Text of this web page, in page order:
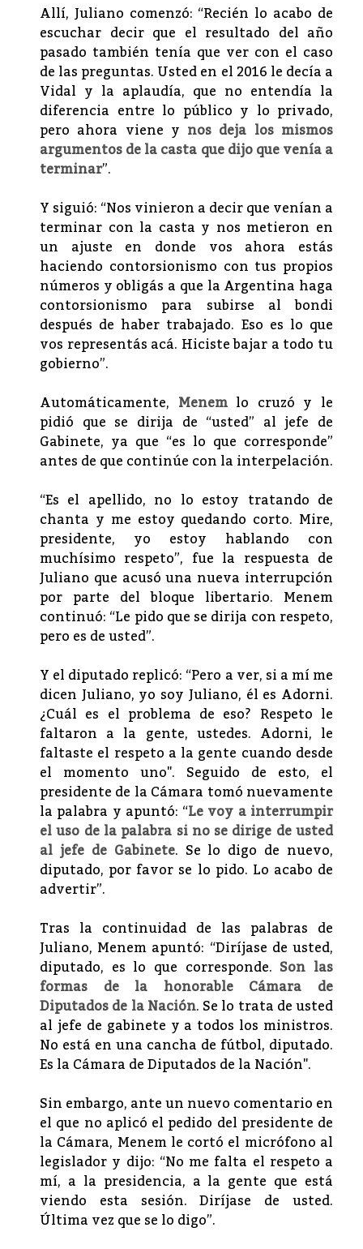
Allí, Juliano comenzó: “Recién lo acabo de
escuchar decir que el resultado del año
pasado también tenía que ver con el caso
de las preguntas. Usted en el 2016 le decía a
Vidal y la aplaudía, que no entendía la
diferencia entre lo público y lo privado,
pero ahora viene y nos deja los mismos
argumentos de la casta que dijo que venía a
terminar”.
Y siguió: “Nos vinieron a decir que venían a
terminar con la casta y nos metieron en
un ajuste en donde vos ahora estás
haciendo contorsionismo con tus propios
números y obligás a que la Argentina haga
contorsionismo para subirse al bondi
después de haber trabajado. Eso es lo que
vos representás acá. Hiciste bajar a todo tu
gobierno”.
Automáticamente, Menemlo cruzó y le
pidió que se dirija de “usted” al jefe de
Gabinete, ya que “es lo que corresponde”
antes de que continúe con la interpelación.
“Es el apellido, no lo estoy tratando de
chanta y me estoy quedando corto. Mire,
presidente, yo estoy hablando con
muchísimo respeto”, fue la respuesta de
Juliano que acusó una nueva interrupción
por parte del bloque libertario. Menem
continuó: “Le pido que se dirija con respeto,
pero es de usted”.
Y el diputado replicó: “Pero a ver, si a mí me
dicen Juliano, yo soy Juliano, él es Adorni.
¿Cuál es el problema de eso? Respeto le
faltaron a la gente, ustedes. Adorni, le
faltaste el respeto a la gente cuando desde
el momento uno". Seguido de esto, el
presidente de la Cámara tomó nuevamente
la palabra y apuntó: “Le voy a interrumpir
el uso de la palabra si no se dirige de usted
al jefe de Gabinete. Se lo digo de nuevo,
diputado, por favor se lo pido. Lo acabo de
advertir”.
Tras la continuidad de las palabras de
Juliano, Menem apuntó: “Diríjase de usted,
diputado, es lo que corresponde. Son las
formas de la honorable Cámara de
Diputados de la Nación. Se lo trata de usted
al jefe de gabinete y a todos los ministros.
No está en una cancha de fútbol, diputado.
Es la Cámara de Diputados de la Nación".
Sin embargo, ante un nuevo comentario en
el que no aplicó el pedido del presidente de
la Cámara, Menem le cortó el micrófono al
legislador y dijo: “No me falta el respeto a
mí, a la presidencia, a la gente que está
viendo esta sesión. Diríjase de usted.
Última vez que se lo digo”.